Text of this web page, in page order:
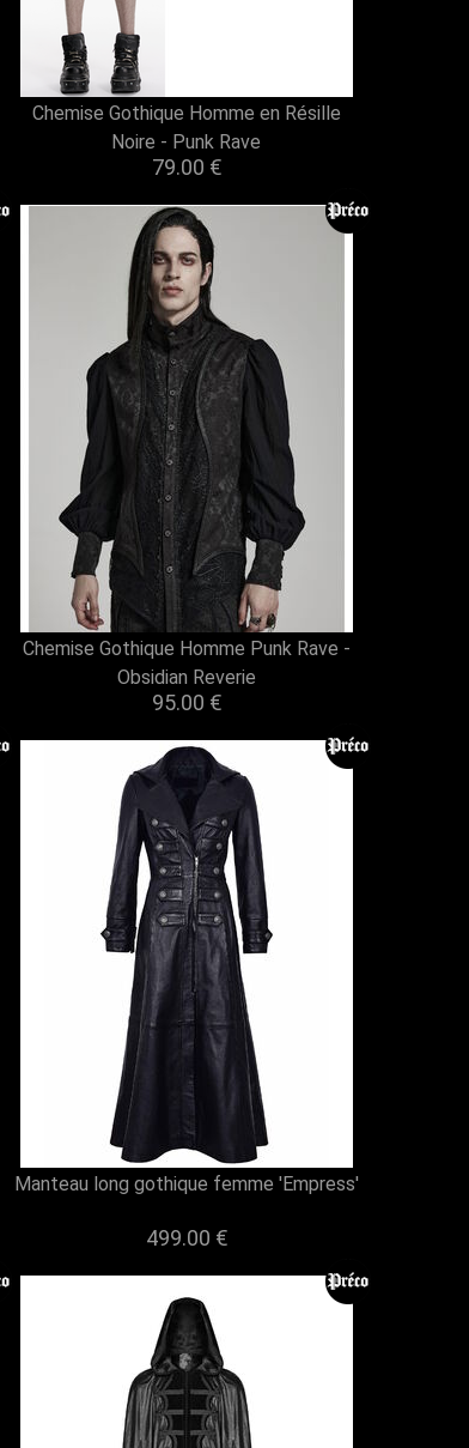
Chemise Gothique Homme en Résille
Noire - Punk Rave
79.00 €
Chemise Gothique Homme Punk Rave -
Obsidian Reverie
95.00 €
Manteau long gothique femme 'Empress'
499.00 €